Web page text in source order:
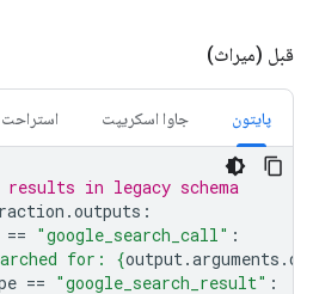
قبل (میراث)
پایتون جاوا اسکریپت استراحت
results in legacy schema
.outputs :
== "google_search_call" :
for: {output.arguments .
== "google_search_result" :